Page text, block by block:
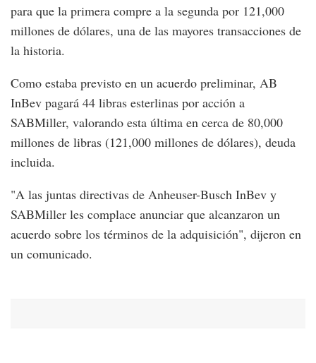
para que la primera compre a la segunda por 121,000
millones de dólares, una de las mayores transacciones de
la historia.
Como estaba previsto en un acuerdo preliminar, AB
InBev pagará 44 libras esterlinas por acción a
SABMiller, valorando esta última en cerca de 80,000
millones de libras (121,000 millones de dólares), deuda
incluida.
"A las juntas directivas de Anheuser-Busch InBev y
SABMiller les complace anunciar que alcanzaron un
acuerdo sobre los términos de la adquisición", dijeron en
un comunicado.